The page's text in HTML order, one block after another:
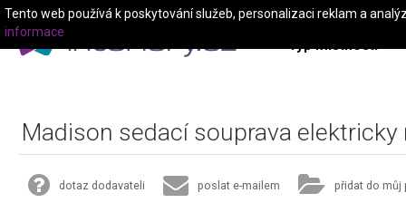
Typ místnosti
Madison sedací souprava
dotaz dodavateli poslat e-mailem přidat do můj
Tento web používá k poskytování služeb, personalizaci reklam a
informace